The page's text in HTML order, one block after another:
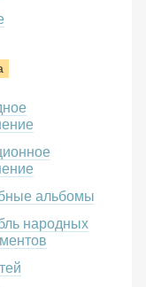
альбомы
народных